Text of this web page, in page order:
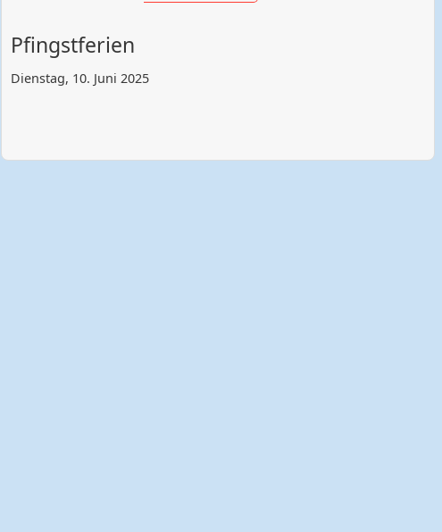
Pfingstferien
Dienstag, 10. Juni 2025